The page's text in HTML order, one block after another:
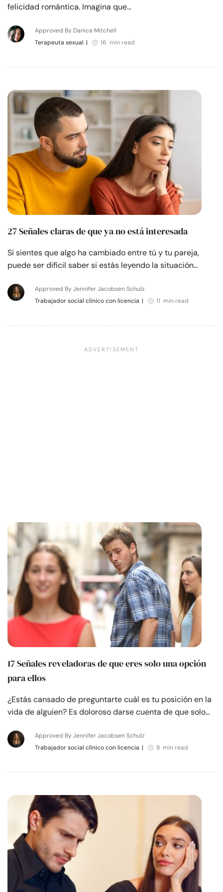
felicidad romántica. Imagina que…
Approved By Danica Mitchell
Terapeuta sexual | 16 min read
27 Señales claras de que ya no está interesada
Si sientes que algo ha cambiado entre tú y tu pareja,
puede ser difícil saber si estás leyendo la situación…
Approved By Jennifer Jacobsen Schulz
Trabajador social clínico con licencia | 11 min read
17 Señales reveladoras de que eres solo una opción
para ellos
¿Estás cansado de preguntarte cuál es tu posición en la
vida de alguien? Es doloroso darse cuenta de que solo…
Approved By Jennifer Jacobsen Schulz
Trabajador social clínico con licencia | 8 min read